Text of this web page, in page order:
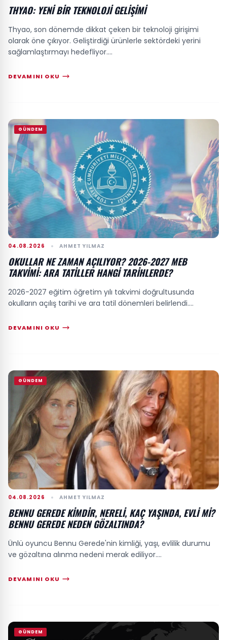
THYAO: YENI BIR TEKNOLOJI GELIŞIMI
Thyao, son dönemde dikkat çeken bir teknoloji girişimi
olarak öne çıkıyor. Geliştirdiği ürünlerle sektördeki yerini
sağlamlaştırmayı hedefliyor....
DEVAMINI OKU
GÜNDEM
04.08.2026 AHMET YILMAZ
OKULLAR NE ZAMAN AÇILIYOR? 2026-2027 MEB
TAKVIMI: ARA TATILLER HANGI TARIHLERDE?
2026-2027 eğitim öğretim yılı takvimi doğrultusunda
okulların açılış tarihi ve ara tatil dönemleri belirlendi....
DEVAMINI OKU
GÜNDEM
04.08.2026 AHMET YILMAZ
BENNU GEREDE KIMDIR, NERELI, KAÇ YAŞINDA, EVLI MI?
BENNU GEREDE NEDEN GÖZALTINDA?
Ünlü oyuncu Bennu Gerede'nin kimliği, yaşı, evlilik durumu
ve gözaltına alınma nedeni merak ediliyor....
DEVAMINI OKU
GÜNDEM